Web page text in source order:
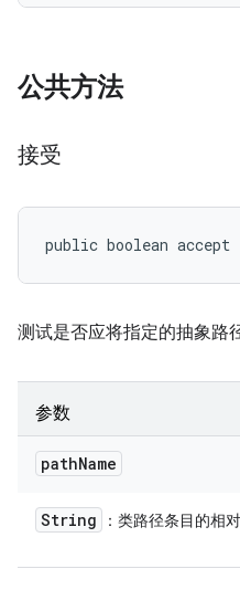
公共方法
接受
public boolean accept
测试是否应将指定的抽象路
参数
pathName
String ：类路径条目的相